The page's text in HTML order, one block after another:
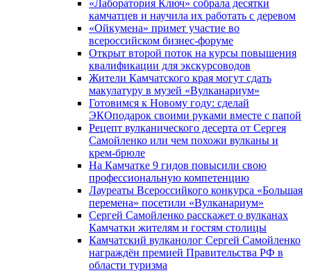
«Лаборатория Ключ» собрала десятки
камчатцев и научила их работать с деревом
«Ойкумена» примет участие во
всероссийском бизнес-форуме
Открыт второй поток на курсы повышения
квалификации для экскурсоводов
Жители Камчатского края могут сдать
макулатуру в музей «Вулканариум»
Готовимся к Новому году: сделай
ЭКОподарок своими руками вместе с папой
Рецепт вулканического десерта от Сергея
Самойленко или чем похожи вулканы и
крем-брюле
На Камчатке 9 гидов повысили свою
профессиональную компетенцию
Лауреаты Всероссийкого конкурса «Большая
перемена» посетили «Вулканариум»
Сергей Самойленко расскажет о вулканах
Камчатки жителям и гостям столицы
Камчатский вулканолог Сергей Самойленко
награждён премией Правительства РФ в
области туризма